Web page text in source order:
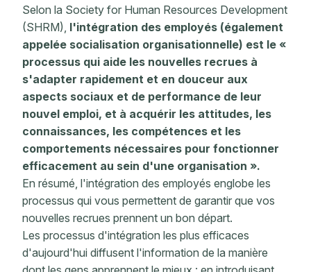
Selon la Society for Human Resources Development
(SHRM), l'intégration des employés (également
appelée socialisation organisationnelle) est le «
processus qui aide les nouvelles recrues à
s'adapter rapidement et en douceur aux
aspects sociaux et de performance de leur
nouvel emploi, et à acquérir les attitudes, les
connaissances, les compétences et les
comportements nécessaires pour fonctionner
efficacement au sein d'une organisation ».
En résumé, l'intégration des employés englobe les
processus qui vous permettent de garantir que vos
nouvelles recrues prennent un bon départ.
Les processus d'intégration les plus efficaces
d'aujourd'hui diffusent l'information de la manière